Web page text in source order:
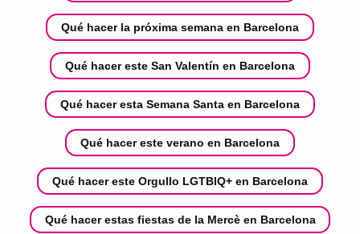
Qué hacer la próxima semana en Barcelona
Qué hacer este San Valentín en Barcelona
Qué hacer esta Semana Santa en Barcelona
Qué hacer este verano en Barcelona
Qué hacer este Orgullo LGTBIQ+ en Barcelona
Qué hacer estas fiestas de la Mercè en Barcelona